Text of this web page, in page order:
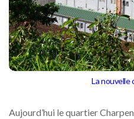
La nouvelle
Aujourd’hui le quartier